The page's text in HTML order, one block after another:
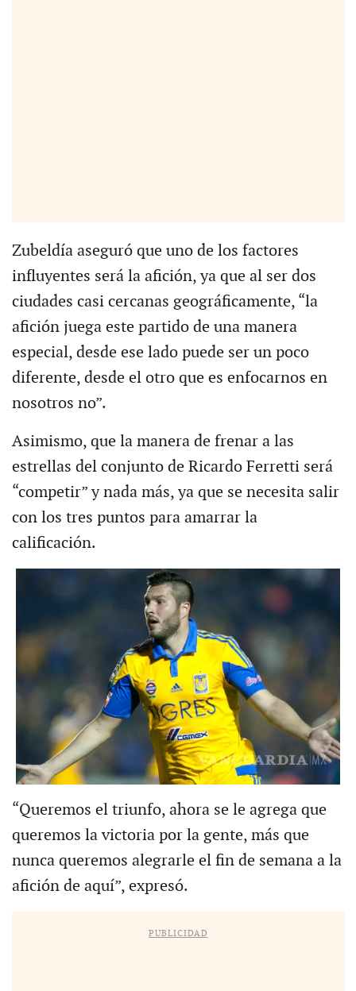
Zubeldía aseguró que uno de los factores
influyentes será la afición, ya que al ser dos
ciudades casi cercanas geográficamente, “la
afición juega este partido de una manera
especial, desde ese lado puede ser un poco
diferente, desde el otro que es enfocarnos en
nosotros no”.
Asimismo, que la manera de frenar a las
estrellas del conjunto de Ricardo Ferretti será
“competir” y nada más, ya que se necesita salir
con los tres puntos para amarrar la
calificación.
“Queremos el triunfo, ahora se le agrega que
queremos la victoria por la gente, más que
nunca queremos alegrarle el fin de semana a la
afición de aquí”, expresó.
PUBLICIDAD